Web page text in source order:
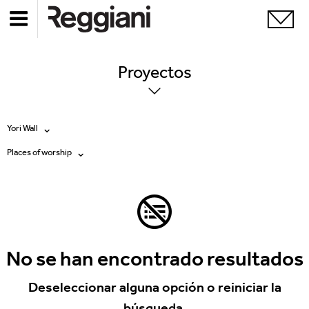
Proyectos
Yori Wall
Todos los productos
Mood Evo
Traceline System
Places of worship
No se han encontrado resultados
Deseleccionar alguna opción o reiniciar la